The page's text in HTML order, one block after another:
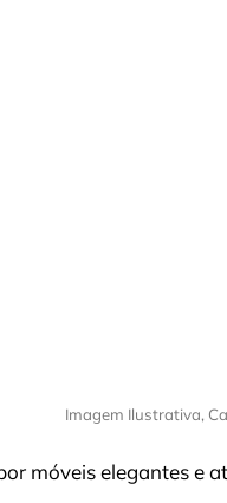
Imagem Ilustrativa,
móveis elegantes e